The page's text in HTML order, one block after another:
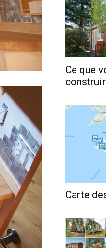
Ce que
Carte